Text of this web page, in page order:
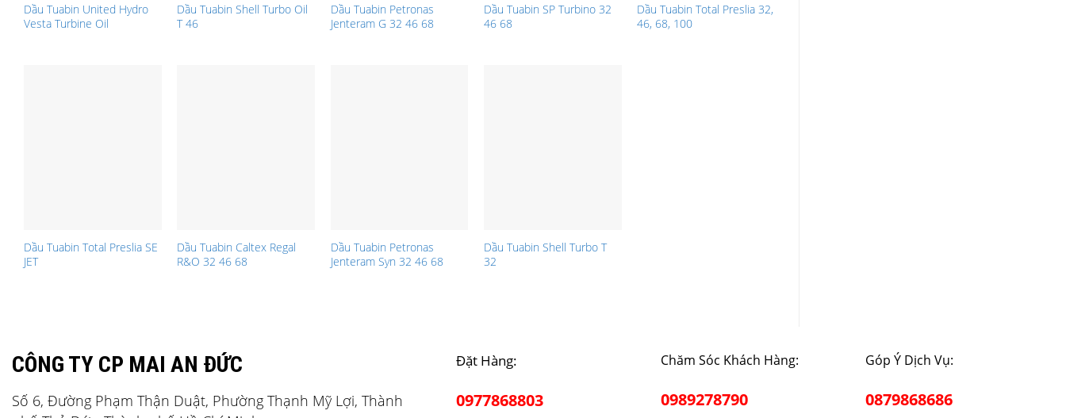
Dầu Tuabin United Hydro
Vesta Turbine Oil
Dầu Tuabin Shell Turbo Oil
T 46
Dầu Tuabin Petronas
Jenteram G 32 46 68
Dầu Tuabin SP Turbino 32
46 68
Dầu Tuabin Total Preslia 32,
46, 68, 100
Dầu Tuabin Total Preslia SE
JET
Dầu Tuabin Caltex Regal
R&O 32 46 68
Dầu Tuabin Petronas
Jenteram Syn 32 46 68
Dầu Tuabin Shell Turbo T
32
CÔNG TY CP MAI AN ĐỨC
Số 6, Đường Phạm Thận Duật, Phường Thạnh Mỹ Lợi, Thành
Đặt Hàng:
0977868803
Chăm Sóc Khách Hàng:
0989278790
Góp Ý Dịch Vụ:
0879868686